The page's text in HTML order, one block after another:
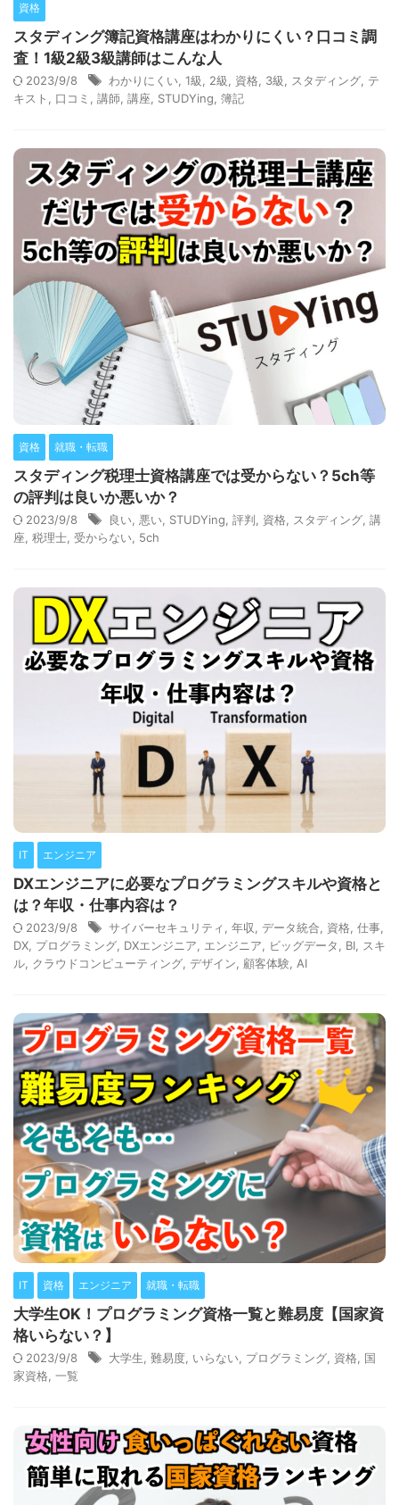
資格
スタディング簿記資格講座はわかりにくい？口コミ調
査！1級2級3級講師はこんな人
2023/9/8 わかりにくい, 1級, 2級, 資格, 3級, スタディング, テ
キスト , 口コミ , 講師, 講座, STUDYing, 簿記
資格 就職・転職
スタディング税理士資格講座では受からない？5ch等
の評判は良いか悪いか？
2023/9/8 良い 悪い STUDYing 評判 資格 スタディング 講
座 税理士 受からない 5ch
IT エンジニア
DXエンジニアに必要なプログラミングスキルや資格と
は？年収・仕事内容は？
2023/9/8 サイバーセキュリティ 年収 データ統合 資格 仕事
DX プログラミング DXエンジニア エンジニア ビッグデータ BI
スキ
ル クラウドコンピューティング デザイン 顧客体験 AI
IT 資格 エンジニア 就職・転職
大学生OK！プログラミング資格一覧と難易度【国家資
格いらない？】
2023/9/8 大学生 難易度 いらない プログラミング 資格
国
家資格 一覧